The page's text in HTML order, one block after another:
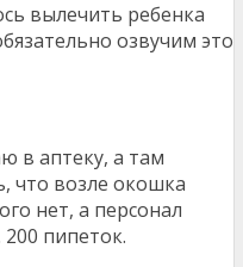
вылечить ребенка
озвучим это
в аптеку, а там
что возле окошка
нет, а персонал
пипеток.